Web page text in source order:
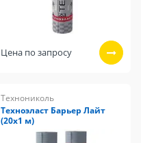
Цена по запросу
Технониколь
Техноэласт Барьер Лайт
(20х1 м)